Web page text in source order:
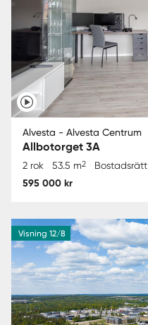
Alvesta - Alvesta Centrum
Allbotorget 3A
2 rok 53.5 m2 Bostadsrätt
595 000 kr
Visning 12/8